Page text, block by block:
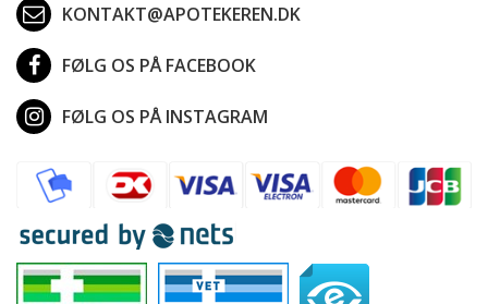
KONTAKT@APOTEKEREN.DK
FØLG OS PÅ FACEBOOK
FØLG OS PÅ INSTAGRAM